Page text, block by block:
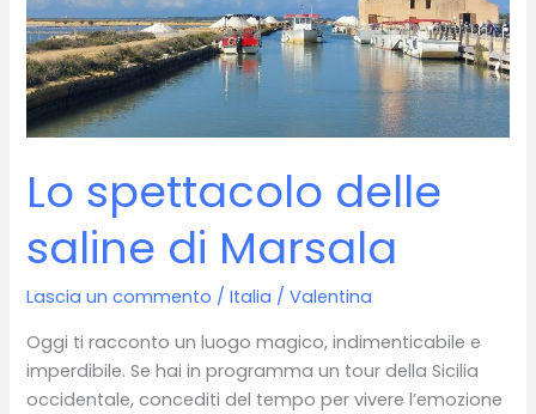
Lo spettacolo delle
saline di Marsala
Lascia un commento /Italia /Valentina
Oggi ti racconto un luogo magico, indimenticabile e
imperdibile. Se hai in programma un tour della Sicilia
occidentale, concediti del tempo per vivere l’emozione